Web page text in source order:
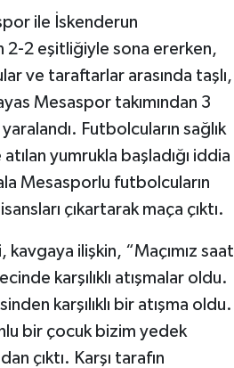
ile İskenderun
2-2 eşitliğiyle sona ererken,
ve taraftarlar arasında taşlı,
Mesaspor takımından 3
Futbolcuların sağlık
yumrukla başladığı iddia
Mesasporlu futbolcuların
çıkartarak maça çıktı.
ilişkin, “Maçımız saat
karşılıklı atışmalar oldu.
karşılıklı bir atışma oldu.
bir çocuk bizim yedek
çıktı. Karşı tarafın